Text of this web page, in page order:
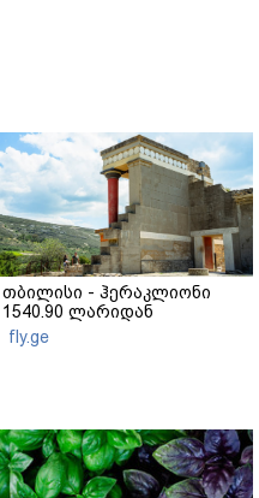
თბილისი - ჰერაკლიონი
1540.90 ლარიდან
fly.ge